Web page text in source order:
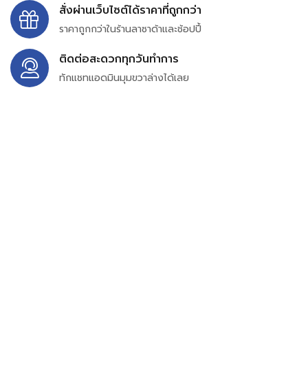
สั่งผ่านเว็บไซต์ได้ราคาที่ถูกกว่า
ราคาถูกกว่าในร้านลาซาด้าและช้อปปี้
ติดต่อสะดวกทุกวันทำการ
ทักแชทแอดมินมุมขวาล่างได้เลย